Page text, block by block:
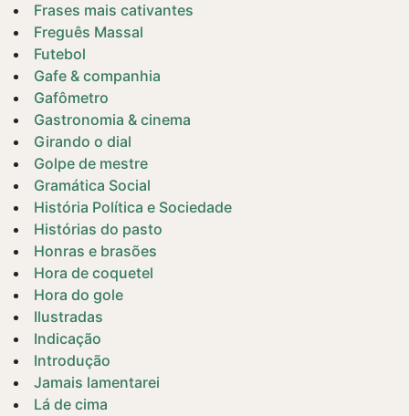
Frases mais cativantes
Freguês Massal
Futebol
Gafe & companhia
Gafômetro
Gastronomia & cinema
Girando o dial
Golpe de mestre
Gramática Social
História Política e Sociedade
Histórias do pasto
Honras e brasões
Hora de coquetel
Hora do gole
Ilustradas
Indicação
Introdução
Jamais lamentarei
Lá de cima